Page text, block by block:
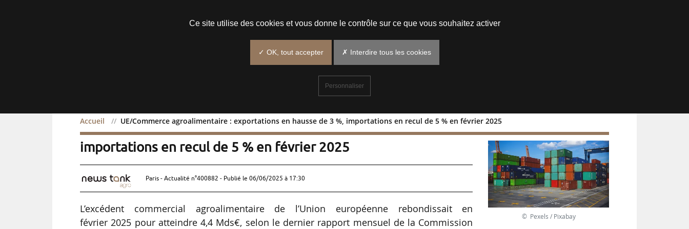
Accueil UE/Commerce agroalimentaire : exportations en hausse de 3 %, importations en recul de 5 % en février 2025
UE/Commerce agroalimentaire : exportations en hausse de 3 %,
importations en recul de 5 % en février 2025
Paris - Actualité n°400882 - Publié le 06/06/2025 à 17:30
L’excédent commercial agroalimentaire de l’Union européenne rebondissait en
février 2025 pour atteindre 4,4 Mds€, selon le dernier rapport mensuel de la Commission
© Pexels / Pixabay
Ce site utilise des cookies et vous donne le contrôle sur ce que vous souhaitez activer
✓ OK, tout accepter ✗ Interdire tous les cookies
Personnaliser